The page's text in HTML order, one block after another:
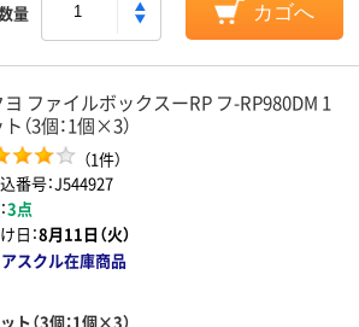
量 カゴへ
ヨ ファイルボックスーRP フ-RP980DM 1
（3個：1個×3）
（1件）
番号：J544927
3点
日：8月11日（火）
アスクル在庫商品
ト（3個：1個×3）